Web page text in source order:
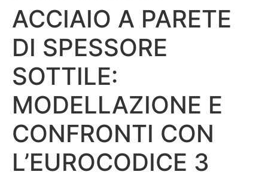
ACCIAIO A PARETE
DI SPESSORE
SOTTILE:
MODELLAZIONE E
CONFRONTI CON
L’EUROCODICE 3